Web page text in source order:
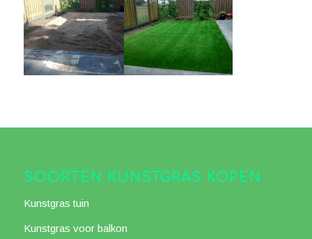
SOORTEN KUNSTGRAS KOPEN
Kunstgras tuin
Kunstgras voor balkon